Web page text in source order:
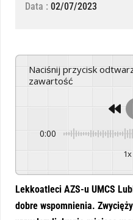
Data : 02/07/2023
Naciśnij przycisk odtwarzania, aby odsłuchać tę
zawartość
0:00
1x
Lekkoatleci AZS-u UMCS
dobre wspomnienia.